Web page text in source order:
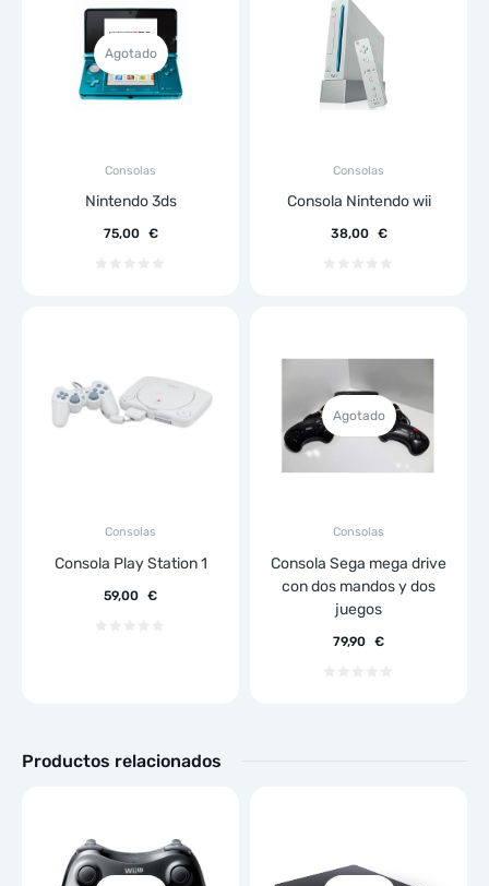
Agotado
Consolas
Nintendo 3ds
75,00 €
Consolas
Consola Nintendo wii
38,00 €
Consolas
Consola Play Station 1
59,00 €
Agotado
Consolas
Consola Sega mega drive
con dos mandos y dos
juegos
79,90 €
Productos relacionados